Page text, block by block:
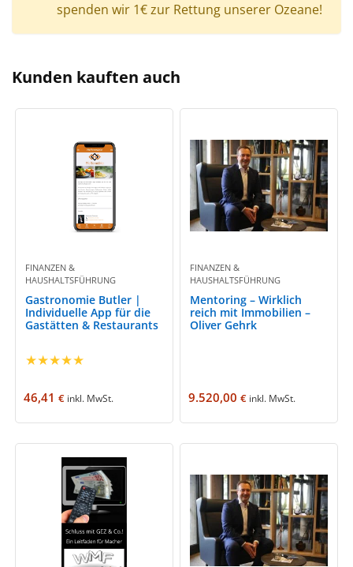
spenden wir 1€ zur Rettung unserer Ozeane!
Kunden kauften auch
FINANZEN &
HAUSHALTSFÜHRUNG
Gastronomie Butler |
Individuelle App für die
Gastätten & Restaurants
★★★★★
46,41€ inkl. MwSt.
FINANZEN &
HAUSHALTSFÜHRUNG
Mentoring – Wirklich
reich mit Immobilien –
Oliver Gehrk
9.520,00€ inkl. MwSt.